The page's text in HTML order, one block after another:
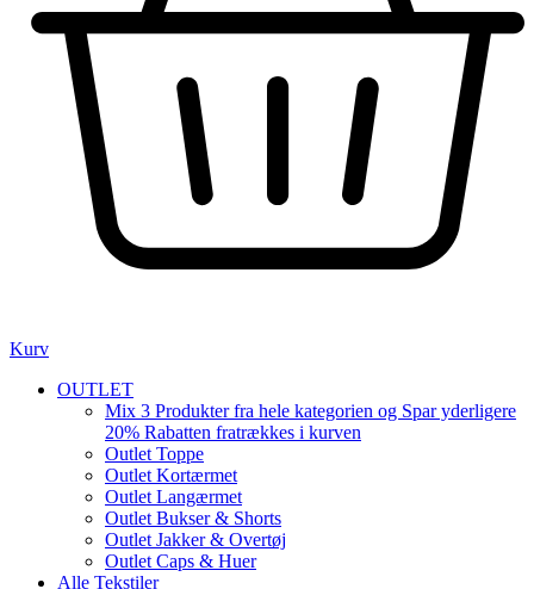
Kurv
OUTLET
Mix 3 Produkter fra hele kategorien og Spar yderligere
20% Rabatten fratrækkes i kurven
Outlet Toppe
Outlet Kortærmet
Outlet Langærmet
Outlet Bukser & Shorts
Outlet Jakker & Overtøj
Outlet Caps & Huer
Alle Tekstiler